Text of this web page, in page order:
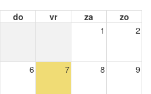
do vr za
zo
1
2
6 7 8 9